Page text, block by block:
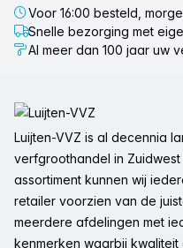
Voor 16:00 besteld,
Snelle bezorging met
Al meer dan 100 jaar uw
Luijten-VVZ is al decennia
verfgroothandel in
assortiment kunnen wij
retailer voorzien van de
meerdere afdelingen met
kenmerken waarbij